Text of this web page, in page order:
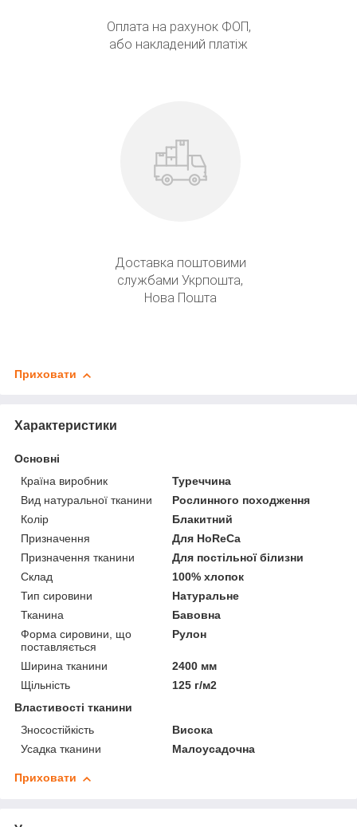
Оплата на рахунок ФОП,
або накладений платіж
Доставка поштовими
службами Укрпошта,
Нова Пошта
Приховати
Характеристики
Основні
Країна виробник
Туреччина
Вид натуральної тканини
Рослинного походження
Колір
Блакитний
Призначення
Для HoReCa
Призначення тканини
Для постільної білизни
Склад
100% хлопок
Тип сировини
Натуральне
Тканина
Бавовна
Форма сировини, що
поставляється
Рулон
Ширина тканини
2400 мм
Щільність
125 г/м2
Властивості тканини
Зносостійкість
Висока
Усадка тканини
Малоусадочна
Приховати